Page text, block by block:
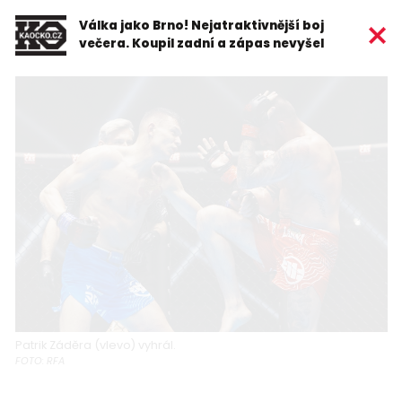
Válka jako Brno! Nejatraktivnější boj
večera. Koupil zadní a zápas nevyšel